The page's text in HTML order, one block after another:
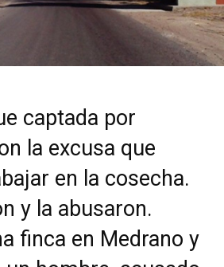
captada por
la excusa que
en la cosecha.
y la abusaron.
finca en Medrano y